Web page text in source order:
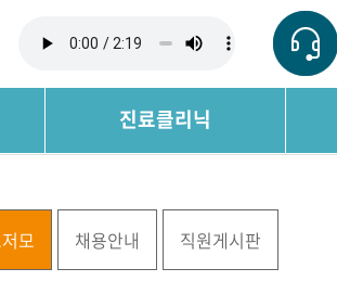
진료클리닉
모 채용안내 직원게시판